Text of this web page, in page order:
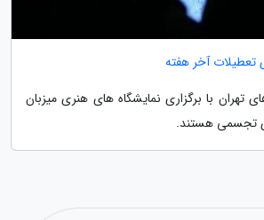
تعطیلات آخر هفته
تهران با برگزاری نمایشگاه های هنری میزبان
تجسمی هستند.